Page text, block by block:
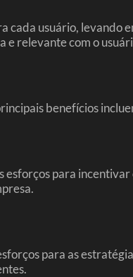
usuário, levando
relevante com o
benefícios
para incentivar
para as